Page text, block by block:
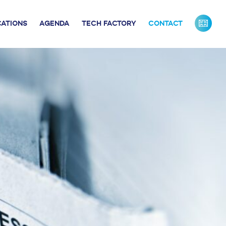
AGENDA
DE FRANCE
TECH FACTORY CONTACT